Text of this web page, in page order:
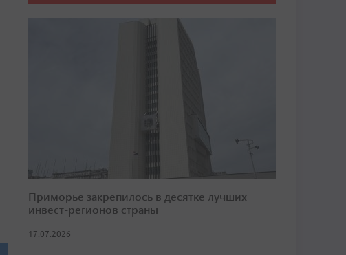
Приморье закрепилось в десятке лучших
инвест-регионов страны
17.07.2026